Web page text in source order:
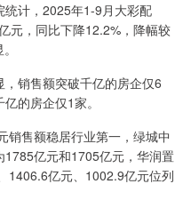
计，2025年1-9月大彩配
元，同比下降12.2%，降幅较
销售额突破千亿的房企仅6
的房企仅1家。
售额稳居行业第一，绿城中
亿元和1705亿元，华润置
1406.6亿元、1002.9亿元位列